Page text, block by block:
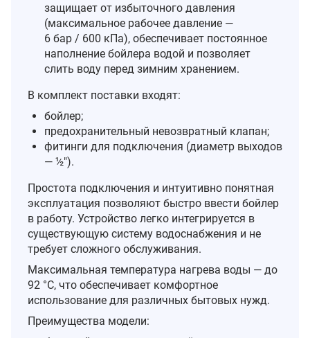
защищает от избыточного давления
(максимальное рабочее давление —
6 бар / 600 кПа), обеспечивает постоянное
наполнение бойлера водой и позволяет
слить воду перед зимним хранением.
В комплект поставки входят:
бойлер;
предохранительный невозвратный клапан;
фитинги для подключения (диаметр выходов
— ½″).
Простота подключения и интуитивно понятная
эксплуатация позволяют быстро ввести бойлер
в работу. Устройство легко интегрируется в
существующую систему водоснабжения и не
требует сложного обслуживания.
Максимальная температура нагрева воды — до
92 °C, что обеспечивает комфортное
использование для различных бытовых нужд.
Преимущества модели: